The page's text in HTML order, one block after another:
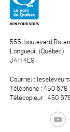
555, boulevard
Longueuil (Québec)
J4H 4E9
Courriel :
Téléphone : 450
Télécopieur : 450